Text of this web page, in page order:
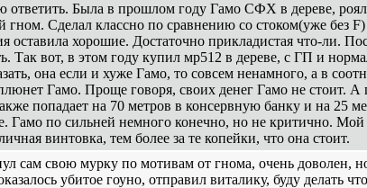
ответить. Была в прошлом году Гамо СФХ в дереве,
Сделал классно по сравнению со стоком(уже без F)
оставила хорошие. Достаточно прикладистая что-ли.
Так вот, в этом году купил мр512 в дереве, с ГП и
она если и хуже Гамо, то совсем ненамного, а в
Гамо. Проще говоря, своих денег Гамо не стоит. А
попадает на 70 метров в консервную банку и на 25
Гамо по сильней немного конечно, но не критично. Мой
винтовка, тем более за те копейки, что она стоит.
сам свою мурку по мотивам от гнома, очень доволен,
убитое гоуно, отправил виталику, буду делать